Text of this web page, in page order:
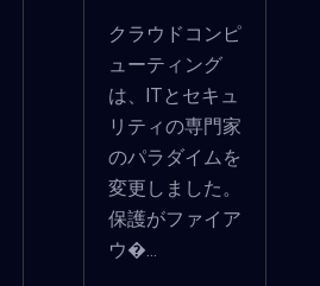
クラウドコンピ
ューティング
は、ITとセキュ
リティの専門家
のパラダイムを
変更しました。
保護がファイア
ウ�...